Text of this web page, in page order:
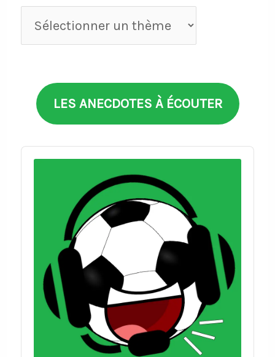
Anecdotes
par
LES ANECDOTES À ÉCOUTER
Audio
Player